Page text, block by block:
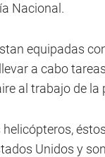
Nacional.
equipadas
a cabo
al trabajo de la
helicópteros,
Unidos y